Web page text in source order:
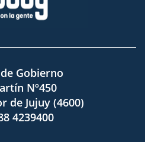
Gobierno
Nº450
de Jujuy (4600)
4239400